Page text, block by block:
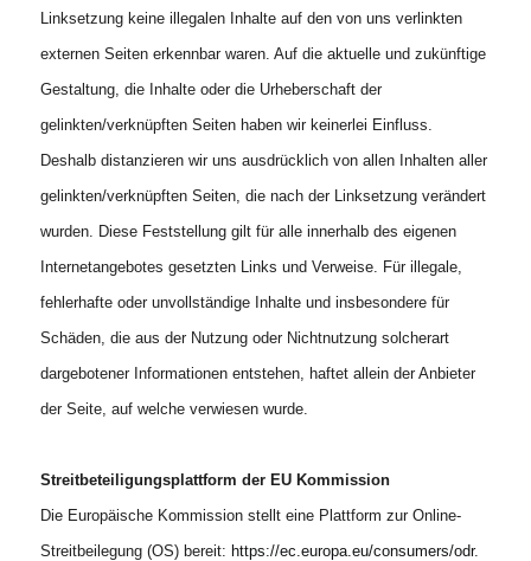
Linksetzung keine illegalen Inhalte auf den von uns verlinkten
externen Seiten erkennbar waren. Auf die aktuelle und zukünftige
Gestaltung, die Inhalte oder die Urheberschaft der
gelinkten/verknüpften Seiten haben wir keinerlei Einfluss.
Deshalb distanzieren wir uns ausdrücklich von allen Inhalten aller
gelinkten/verknüpften Seiten, die nach der Linksetzung verändert
wurden. Diese Feststellung gilt für alle innerhalb des eigenen
Internetangebotes gesetzten Links und Verweise. Für illegale,
fehlerhafte oder unvollständige Inhalte und insbesondere für
Schäden, die aus der Nutzung oder Nichtnutzung solcherart
dargebotener Informationen entstehen, haftet allein der Anbieter
der Seite, auf welche verwiesen wurde.
Streitbeteiligungsplattform der EU Kommission
Die Europäische Kommission stellt eine Plattform zur Online-
Streitbeilegung (OS) bereit: https://ec.europa.eu/consumers/odr.